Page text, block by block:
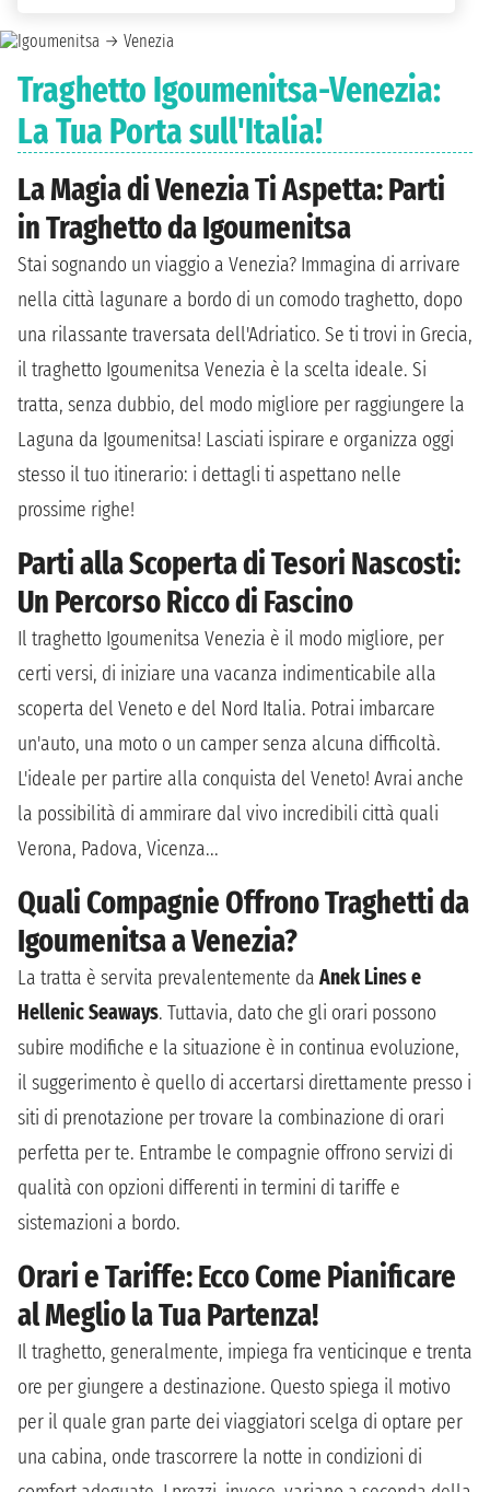
Traghetto Igoumenitsa-Venezia:
La Tua Porta sull'Italia!
La Magia di Venezia Ti Aspetta: Parti
in Traghetto da Igoumenitsa
Stai sognando un viaggio a Venezia? Immagina di arrivare
nella città lagunare a bordo di un comodo traghetto, dopo
una rilassante traversata dell'Adriatico. Se ti trovi in Grecia,
il traghetto Igoumenitsa Venezia è la scelta ideale. Si
tratta, senza dubbio, del modo migliore per raggiungere la
Laguna da Igoumenitsa! Lasciati ispirare e organizza oggi
stesso il tuo itinerario: i dettagli ti aspettano nelle
prossime righe!
Parti alla Scoperta di Tesori Nascosti:
Un Percorso Ricco di Fascino
Il traghetto Igoumenitsa Venezia è il modo migliore, per
certi versi, di iniziare una vacanza indimenticabile alla
scoperta del Veneto e del Nord Italia. Potrai imbarcare
un'auto, una moto o un camper senza alcuna difficoltà.
L'ideale per partire alla conquista del Veneto! Avrai anche
la possibilità di ammirare dal vivo incredibili città quali
Verona, Padova, Vicenza...
Quali Compagnie Offrono Traghetti da
Igoumenitsa a Venezia?
La tratta è servita prevalentemente da Anek Lines e
Hellenic Seaways. Tuttavia, dato che gli orari possono
subire modifiche e la situazione è in continua evoluzione,
il suggerimento è quello di accertarsi direttamente presso i
siti di prenotazione per trovare la combinazione di orari
perfetta per te. Entrambe le compagnie offrono servizi di
qualità con opzioni differenti in termini di tariffe e
sistemazioni a bordo.
Orari e Tariffe: Ecco Come Pianificare
al Meglio la Tua Partenza!
Il traghetto, generalmente, impiega fra venticinque e trenta
ore per giungere a destinazione. Questo spiega il motivo
per il quale gran parte dei viaggiatori scelga di optare per
una cabina, onde trascorrere la notte in condizioni di